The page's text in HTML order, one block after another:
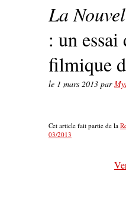
La
: un
filmique
le 1 mars 2013 par
Cet article fait partie de la
03/2013